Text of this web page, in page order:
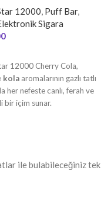
12000, Puff Bar,
Sigara
12000 Cherry Cola,
kola aromalarının gazlı tatlı
her nefeste canlı, ferah ve
bir içim sunar.
ile bulabileceğiniz tek